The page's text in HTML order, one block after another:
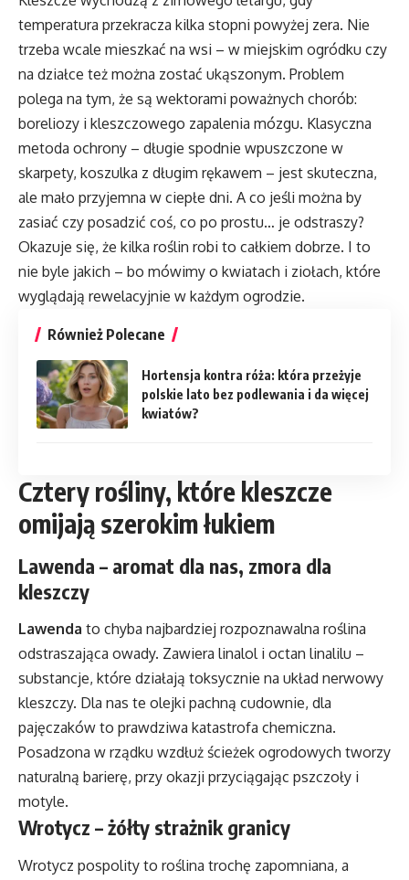
temperatura przekracza kilka stopni powyżej zera. Nie
trzeba wcale mieszkać na wsi – w miejskim ogródku czy
na działce też można zostać ukąszonym. Problem
polega na tym, że są wektorami poważnych chorób:
boreliozy i kleszczowego zapalenia mózgu. Klasyczna
metoda ochrony – długie spodnie wpuszczone w
skarpety, koszulka z długim rękawem – jest skuteczna,
ale mało przyjemna w ciepłe dni. A co jeśli można by
zasiać czy posadzić coś, co po prostu… je odstraszy?
Okazuje się, że kilka roślin robi to całkiem dobrze. I to
nie byle jakich – bo mówimy o kwiatach i ziołach, które
wyglądają rewelacyjnie w każdym ogrodzie.
Również Polecane
Hortensja kontra róża: która przeżyje
polskie lato bez podlewania i da więcej
kwiatów?
Cztery rośliny, które kleszcze
omijają szerokim łukiem
Lawenda – aromat dla nas, zmora dla
kleszczy
Lawenda to chyba najbardziej rozpoznawalna roślina
odstraszająca owady. Zawiera linalol i octan linalilu –
substancje, które działają toksycznie na układ nerwowy
kleszczy. Dla nas te olejki pachną cudownie, dla
pajęczaków to prawdziwa katastrofa chemiczna.
Posadzona w rządku wzdłuż ścieżek ogrodowych tworzy
naturalną barierę, przy okazji przyciągając pszczoły i
motyle.
Wrotycz – żółty strażnik granicy
Wrotycz pospolity to roślina trochę zapomniana, a